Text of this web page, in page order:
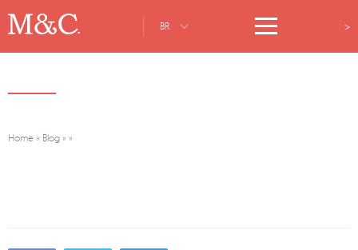
BR >
Home » Blog » »